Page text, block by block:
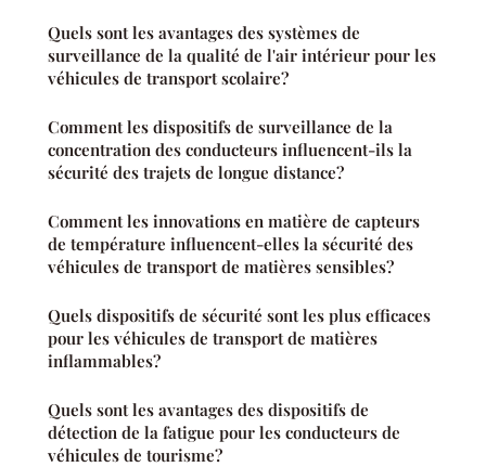
Quels sont les avantages des systèmes de
surveillance de la qualité de l'air intérieur pour les
véhicules de transport scolaire?
Comment les dispositifs de surveillance de la
concentration des conducteurs influencent-ils la
sécurité des trajets de longue distance?
Comment les innovations en matière de capteurs
de température influencent-elles la sécurité des
véhicules de transport de matières sensibles?
Quels dispositifs de sécurité sont les plus efficaces
pour les véhicules de transport de matières
inflammables?
Quels sont les avantages des dispositifs de
détection de la fatigue pour les conducteurs de
véhicules de tourisme?